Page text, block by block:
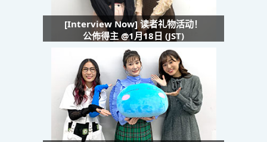
[Interview Now] 读者礼物活动！
公佈得主 @1月18日 (JST)